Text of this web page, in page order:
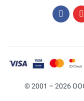
© 2001 – 2026